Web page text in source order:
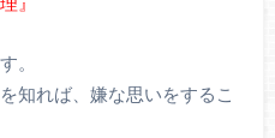
。
知れば、嫌な思いをするこ